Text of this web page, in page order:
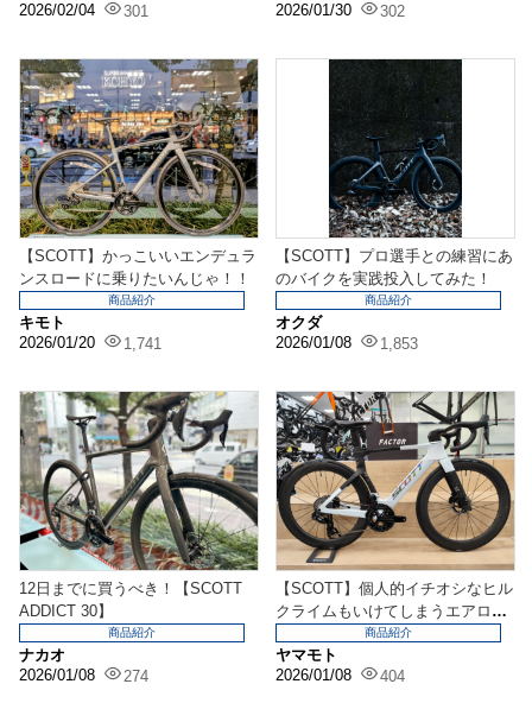
2026/02/04
301
2026/01/30
302
【SCOTT】かっこいいエンデュラ
ンスロードに乗りたいんじゃ！！
キモト
2026/01/20
1,741
商品紹介
【SCOTT】プロ選手との練習にあ
のバイクを実践投入してみた！
オクダ
2026/01/08
1,853
商品紹介
12日までに買うべき！【SCOTT
ADDICT 30】
ナカオ
2026/01/08
274
商品紹介
【SCOTT】個人的イチオシなヒル
クライムもいけてしまうエアロロ
ヤマモト
2026/01/08
404
商品紹介